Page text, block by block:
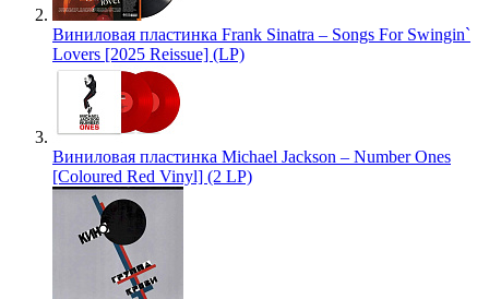
Виниловая пластинка Frank Sinatra – Songs For Swingin`
Lovers [2025 Reissue] (LP)
Виниловая пластинка Michael Jackson – Number Ones
[Coloured Red Vinyl] (2 LP)